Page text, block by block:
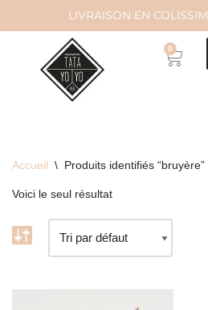
contenu
LIVRAISON EN
0
Accueil \ Produits identifiés “bruyère”
Voici le seul résultat